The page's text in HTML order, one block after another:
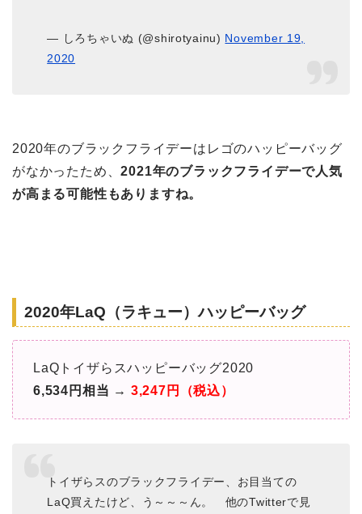
— しろちゃいぬ (@shirotyainu) November 19,
2020
2020年のブラックフライデーはレゴのハッピーバッグ
がなかったため、2021年のブラックフライデーで人気
が高まる可能性もありますね。
2020年LaQ（ラキュー）ハッピーバッグ
LaQトイザらスハッピーバッグ2020
6,534円相当 → 3,247円（税込）
トイザらスのブラックフライデー、お目当ての
LaQ買えたけど、う～～～ん。 他のTwitterで見